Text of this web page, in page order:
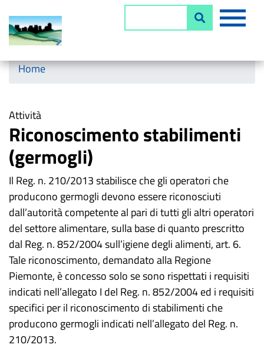
Salta
Horizontal menu
Home
Attività
Riconoscimento stabilimenti
(germogli)
Il Reg. n. 210/2013 stabilisce che gli operatori che
producono germogli devono essere riconosciuti
dall’autorità competente al pari di tutti gli altri operatori
del settore alimentare, sulla base di quanto prescritto
dal Reg. n. 852/2004 sull’igiene degli alimenti, art. 6.
Tale riconoscimento, demandato alla Regione
Piemonte, è concesso solo se sono rispettati i requisiti
indicati nell’allegato I del Reg. n. 852/2004 ed i requisiti
specifici per il riconoscimento di stabilimenti che
producono germogli indicati nell’allegato del Reg. n.
210/2013.